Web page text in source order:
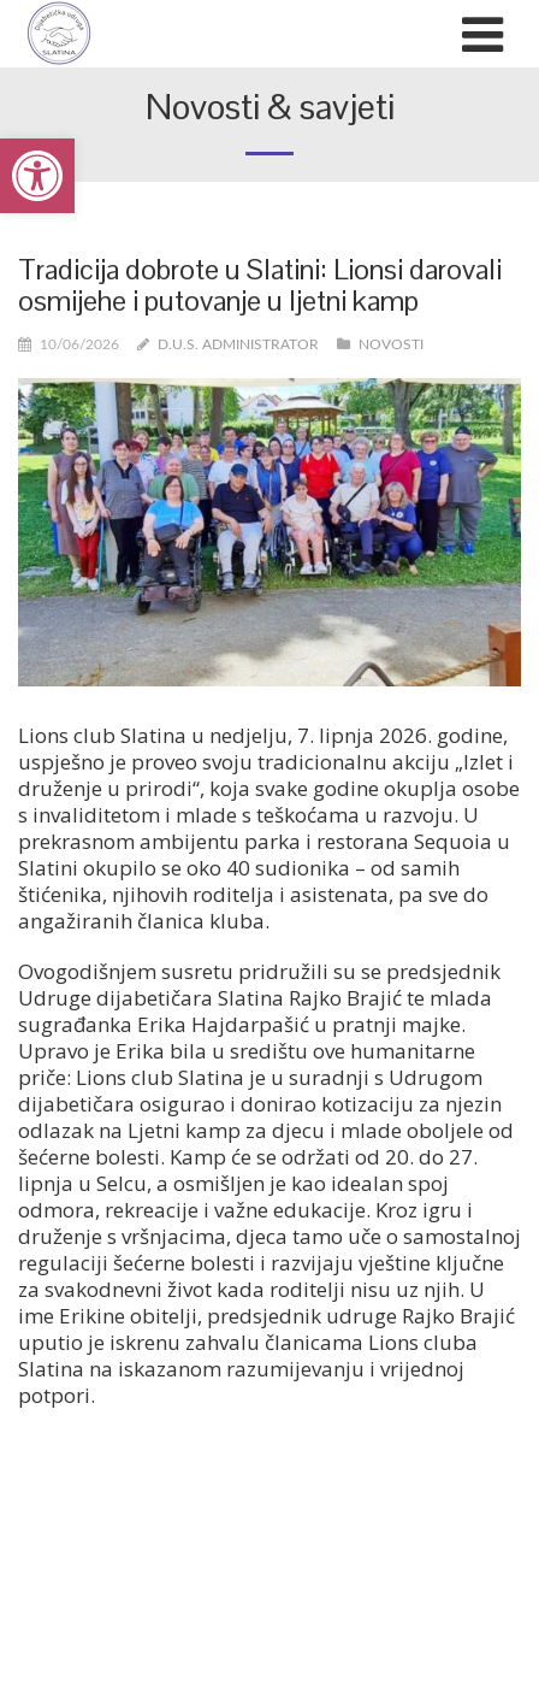
Open toolbar
Novosti & savjeti
Tradicija dobrote u Slatini: Lionsi darovali
osmijehe i putovanje u ljetni kamp
10/06/2026 D.U.S. ADMINISTRATOR NOVOSTI
Lions club Slatina u nedjelju, 7. lipnja 2026. godine,
uspješno je proveo svoju tradicionalnu akciju „Izlet i
druženje u prirodi“, koja svake godine okuplja osobe
s invaliditetom i mlade s teškoćama u razvoju. U
prekrasnom ambijentu parka i restorana Sequoia u
Slatini okupilo se oko 40 sudionika – od samih
štićenika, njihovih roditelja i asistenata, pa sve do
angažiranih članica kluba.
Ovogodišnjem susretu pridružili su se predsjednik
Udruge dijabetičara Slatina Rajko Brajić te mlada
sugrađanka Erika Hajdarpašić u pratnji majke.
Upravo je Erika bila u središtu ove humanitarne
priče: Lions club Slatina je u suradnji s Udrugom
dijabetičara osigurao i donirao kotizaciju za njezin
odlazak na Ljetni kamp za djecu i mlade oboljele od
šećerne bolesti. Kamp će se održati od 20. do 27.
lipnja u Selcu, a osmišljen je kao idealan spoj
odmora, rekreacije i važne edukacije. Kroz igru i
druženje s vršnjacima, djeca tamo uče o samostalnoj
regulaciji šećerne bolesti i razvijaju vještine ključne
za svakodnevni život kada roditelji nisu uz njih. U
ime Erikine obitelji, predsjednik udruge Rajko Brajić
uputio je iskrenu zahvalu članicama Lions cluba
Slatina na iskazanom razumijevanju i vrijednoj
potpori.